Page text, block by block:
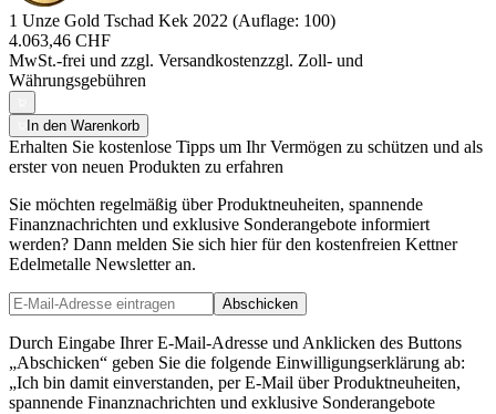
1 Unze Gold Tschad Kek 2022 (Auflage: 100)
4.063,46 CHF
MwSt.-frei und zzgl. Versandkostenzzgl. Zoll- und
Währungsgebühren
In den Warenkorb
Erhalten Sie kostenlose Tipps um Ihr Vermögen zu schützen und als
erster von neuen Produkten zu erfahren
Sie möchten regelmäßig über Produktneuheiten, spannende
Finanznachrichten und exklusive Sonderangebote informiert
werden? Dann melden Sie sich hier für den kostenfreien Kettner
Edelmetalle Newsletter an.
Abschicken
Durch Eingabe Ihrer E-Mail-Adresse und Anklicken des Buttons
„Abschicken“ geben Sie die folgende Einwilligungserklärung ab:
„Ich bin damit einverstanden, per E-Mail über Produktneuheiten,
spannende Finanznachrichten und exklusive Sonderangebote